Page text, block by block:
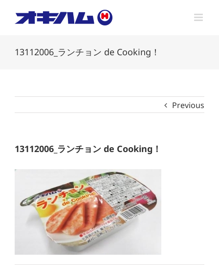
13112006_ランチョン de Cooking！
Previous
13112006_ランチョン de Cooking！